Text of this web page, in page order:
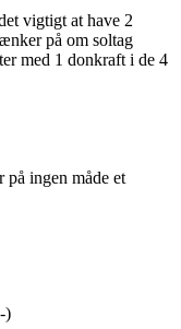
vigtigt at have 2
på om soltag
med 1 donkraft i de 4
på ingen måde et
)